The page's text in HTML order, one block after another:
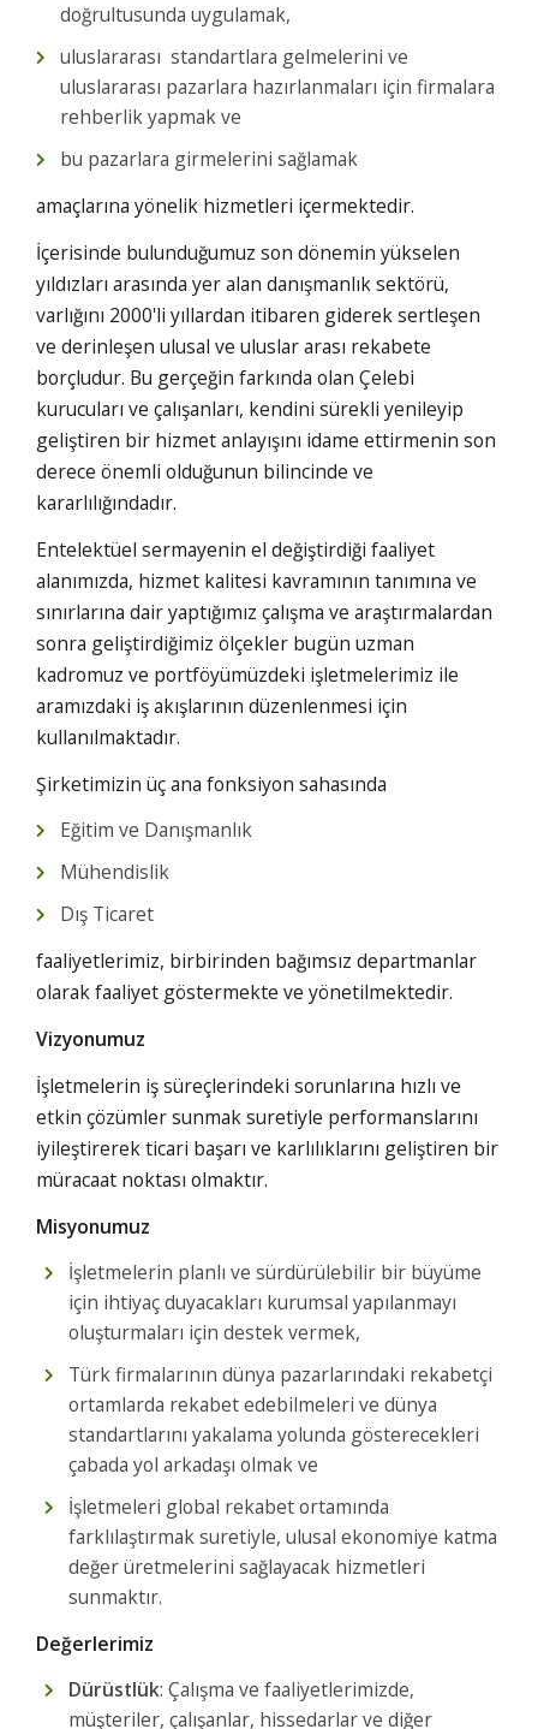
doğrultusunda uygulamak,
uluslararası standartlara gelmelerini ve
uluslararası pazarlara hazırlanmaları için firmalara
rehberlik yapmak ve
bu pazarlara girmelerini sağlamak
amaçlarına yönelik hizmetleri içermektedir.
İçerisinde bulunduğumuz son dönemin yükselen
yıldızları arasında yer alan danışmanlık sektörü,
varlığını 2000'li yıllardan itibaren giderek sertleşen
ve derinleşen ulusal ve uluslar arası rekabete
borçludur. Bu gerçeğin farkında olan Çelebi
kurucuları ve çalışanları, kendini sürekli yenileyip
geliştiren bir hizmet anlayışını idame ettirmenin son
derece önemli olduğunun bilincinde ve
kararlılığındadır.
Entelektüel sermayenin el değiştirdiği faaliyet
alanımızda, hizmet kalitesi kavramının tanımına ve
sınırlarına dair yaptığımız çalışma ve araştırmalardan
sonra geliştirdiğimiz ölçekler bugün uzman
kadromuz ve portföyümüzdeki işletmelerimiz ile
aramızdaki iş akışlarının düzenlenmesi için
kullanılmaktadır.
Şirketimizin üç ana fonksiyon sahasında
Eğitim ve Danışmanlık
Mühendislik
Dış Ticaret
faaliyetlerimiz, birbirinden bağımsız departmanlar
olarak faaliyet göstermekte ve yönetilmektedir.
Vizyonumuz
İşletmelerin iş süreçlerindeki sorunlarına hızlı ve
etkin çözümler sunmak suretiyle performanslarını
iyileştirerek ticari başarı ve karlılıklarını geliştiren bir
müracaat noktası olmaktır.
Misyonumuz
İşletmelerin planlı ve sürdürülebilir bir büyüme
için ihtiyaç duyacakları kurumsal yapılanmayı
oluşturmaları için destek vermek,
Türk firmalarının dünya pazarlarındaki rekabetçi
ortamlarda rekabet edebilmeleri ve dünya
standartlarını yakalama yolunda gösterecekleri
çabada yol arkadaşı olmak ve
İşletmeleri global rekabet ortamında
farklılaştırmak suretiyle, ulusal ekonomiye katma
değer üretmelerini sağlayacak hizmetleri
sunmaktır.
Değerlerimiz
Dürüstlük: Çalışma ve faaliyetlerimizde,
müşteriler, çalışanlar, hissedarlar ve diğer